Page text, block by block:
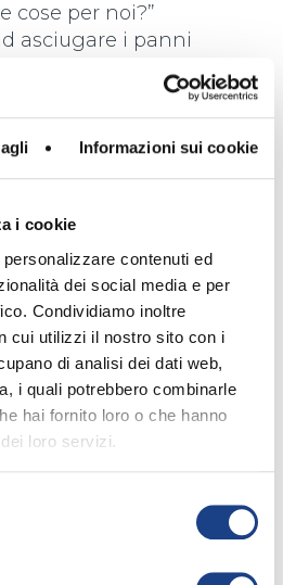
Informazioni sui cookie
i cookie
contenuti ed
dei social media e per
Condividiamo inoltre
cui utilizzi il nostro sito con i
di analisi dei dati web,
i quali potrebbero combinarle
hai fornito loro o che hanno
loro servizi.
cose per noi?”
asciugare i panni
di un vecchio
di questa canzone.
trasportare i pollini
grande mare
fa sempre
asciugare i panni
di un vecchio
questa canzone.
i pollini
sempre